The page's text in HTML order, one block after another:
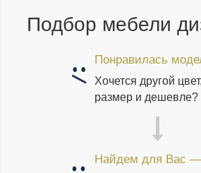
Подбор мебели
Понравилась
Хочется другой цвет,
размер и дешевле?
Найдем для Вас